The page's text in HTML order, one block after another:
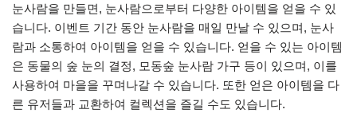
눈사람을 만들면, 눈사람으로부터 다양한 아이템을 얻을 수 있
습니다. 이벤트 기간 동안 눈사람을 매일 만날 수 있으며, 눈사
람과 소통하여 아이템을 얻을 수 있습니다. 얻을 수 있는 아이템
은 동물의 숲 눈의 결정, 모동숲 눈사람 가구 등이 있으며, 이를
사용하여 마을을 꾸며나갈 수 있습니다. 또한 얻은 아이템을 다
른 유저들과 교환하여 컬렉션을 즐길 수도 있습니다.